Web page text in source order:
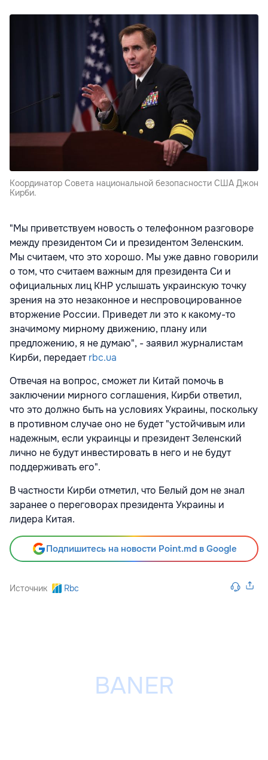
Координатор Совета национальной безопасности США Джон
Кирби.
"Мы приветствуем новость о телефонном разговоре
между президентом Си и президентом Зеленским.
Мы считаем, что это хорошо. Мы уже давно говорили
о том, что считаем важным для президента Си и
официальных лиц КНР услышать украинскую точку
зрения на это незаконное и неспровоцированное
вторжение России. Приведет ли это к какому-то
значимому мирному движению, плану или
предложению, я не думаю", - заявил журналистам
Кирби, передаетrbc.ua
Отвечая на вопрос, сможет ли Китай помочь в
заключении мирного соглашения, Кирби ответил,
что это должно быть на условиях Украины, поскольку
в противном случае оно не будет "устойчивым или
надежным, если украинцы и президент Зеленский
лично не будут инвестировать в него и не будут
поддерживать его".
В частности Кирби отметил, что Белый дом не знал
заранее о переговорах президента Украины и
лидера Китая.
Подпишитесь на новости Point.md в Google
Источник Rbc